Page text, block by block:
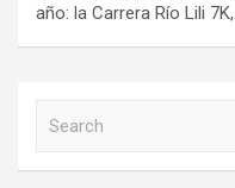
año: la Carrera Río Lili 7K,…